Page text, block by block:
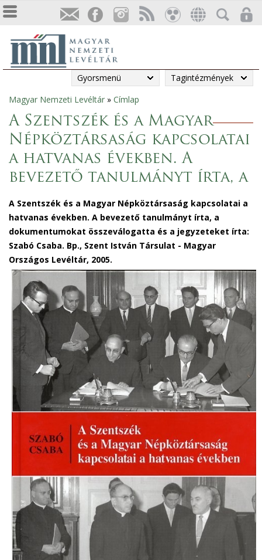
Gyorsmenü Tagintézmények
Jelenlegi
hely
Magyar Nemzeti Levéltár » Címlap
A Szentszék és a Magyar
Népköztársaság kapcsolatai
a hatvanas években. A
bevezető tanulmányt írta, a
A Szentszék és a Magyar Népköztársaság kapcsolatai a
hatvanas években. A bevezető tanulmányt írta, a
dokumentumokat összeválogatta és a jegyzeteket írta:
Szabó Csaba. Bp., Szent István Társulat - Magyar
Országos Levéltár, 2005.